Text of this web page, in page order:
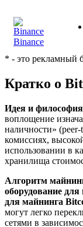
Binance
* - это рекламный
Кратко о
Идея и
воплощение
наличности»
комиссиях,
использовании в
хранилища
Алгоритм
оборудование
для майнинга
могут легко
сетями в